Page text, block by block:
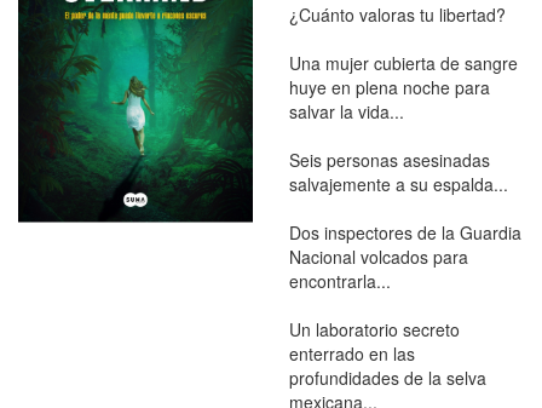
¿Cuánto valoras tu libertad?
Una mujer cubierta de sangre
huye en plena noche para
salvar la vida...
Seis personas asesinadas
salvajemente a su espalda...
Dos inspectores de la Guardia
Nacional volcados para
encontrarla...
Un laboratorio secreto
enterrado en las
profundidades de la selva
mexicana...